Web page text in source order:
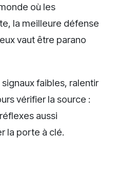
où les
la meilleure défense
vaut être parano
faibles, ralentir
vérifier la source :
aussi
la porte à clé.